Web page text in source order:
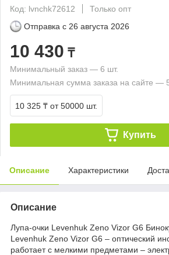
Код: lvnchk72612
Только опт
Отправка с 26 августа 2026
10 430 ₸
Минимальный заказ — 6 шт.
Минимальная сумма заказа на сайте —
10 325 ₸ от 50000 шт.
Купить
Описание Характеристики
Описание
Лупа-очки Levenhuk Zeno Vizor G6
Levenhuk Zeno Vizor G6 – оптический
работает с мелкими предметами –